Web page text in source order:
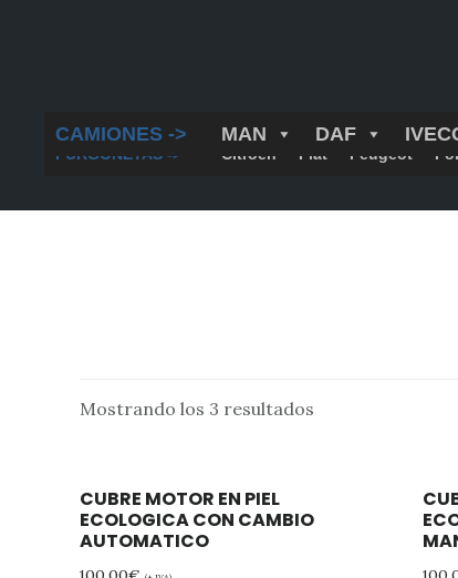
principal
FURGONETAS -> Citroën Fiat Peugeot
CAMIONES -> MAN DAF
Mostrando los 3 resultados
CUBRE MOTOR EN PIEL
ECOLOGICA CON CAMBIO
AUTOMATICO